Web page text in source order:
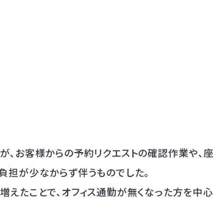
お客様からの予約リクエストの確認作業や、座
が少なからず伴うものでした。
たことで、オフィス通勤が無くなった方を中心